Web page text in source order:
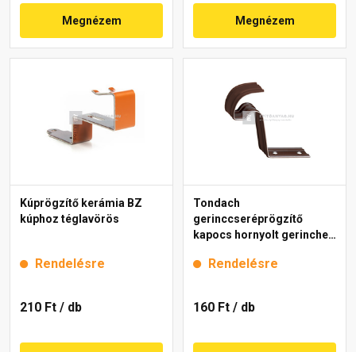
Megnézem Megnézem
Kúprögzítő kerámia BZ
kúphoz téglavörös
Rendelésre
210 Ft / db
Tondach
gerinccseréprögzítő
kapocs hornyolt gerinchez
Rendelésre
160 Ft / db